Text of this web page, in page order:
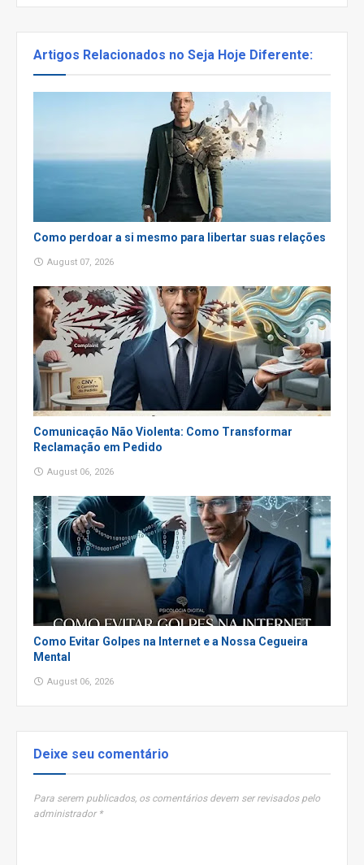
Artigos Relacionados no Seja Hoje Diferente:
Como perdoar a si mesmo para libertar suas relações
August 07, 2026
Comunicação Não Violenta: Como Transformar
Reclamação em Pedido
August 06, 2026
Como Evitar Golpes na Internet e a Nossa Cegueira
Mental
August 06, 2026
Deixe seu comentário
Para serem publicados, os comentários devem ser revisados pelo
administrador *